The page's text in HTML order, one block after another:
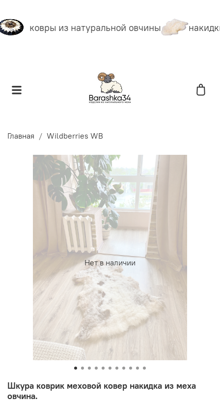
ковры из натуральной овчины
Главная Wildberries WB
Нет в наличии
Шкура коврик меховой ковер накидка из меха
овчина.